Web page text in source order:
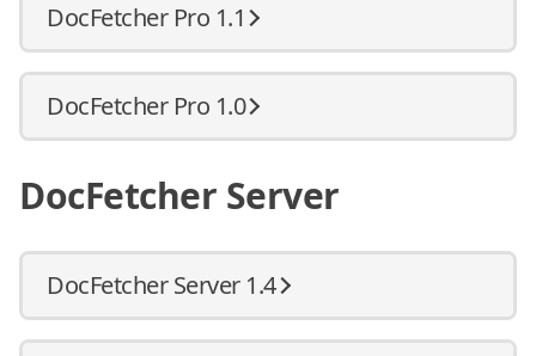
DocFetcher Pro 1.1
DocFetcher Pro 1.0
DocFetcher Server
DocFetcher Server 1.4